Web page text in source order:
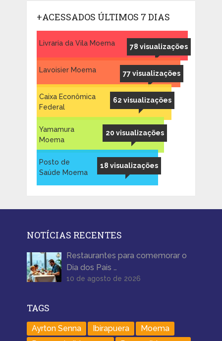
+ACESSADOS ÚLTIMOS 7 DIAS
78 visualizações
Livraria da Vila Moema
77 visualizações
Lavoisier Moema
62 visualizações
Caixa Econômica
Federal
20 visualizações
Yamamura
Moema
18 visualizações
Posto de
Saúde Moema
NOTÍCIAS RECENTES
Restaurantes para comemorar o
Dia dos Pais …
10 de agosto de 2026
TAGS
Ayrton Senna Ibirapuera
Moema